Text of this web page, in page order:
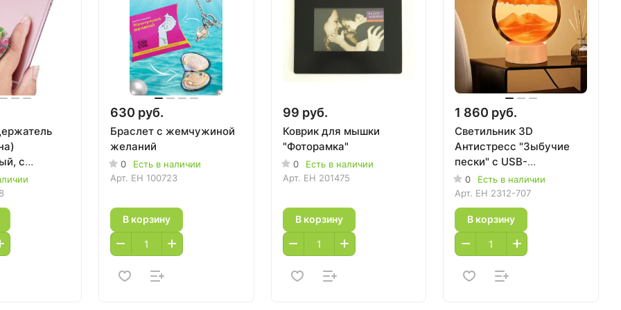
с
630 руб.
Браслет с жемчужиной
желаний
0
Есть в наличии
Арт. EH 100723
В корзину
99 руб.
Коврик для мышки
"Фоторамка"
0
Есть в наличии
Арт. EH 201475
В корзину
1 860 руб.
Светильник 3D
Антистресс "Зыбучие
пески" с USB-
подзарядкой
0
Есть в наличии
Арт. EH 2312-707
В корзину